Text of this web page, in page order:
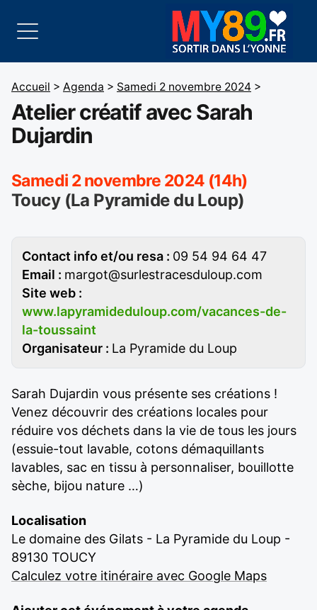
Accueil > Agenda > Samedi 2 novembre 2024 >
Atelier créatif avec Sarah
Dujardin
Samedi 2 novembre 2024 (14h)
Toucy (La Pyramide du Loup)
Contact info et/ou resa : 09 54 94 64 47
Email : margot@surlestracesduloup.com
Site web :
www.lapyramideduloup.com/vacances-de-
la-toussaint
Organisateur : La Pyramide du Loup
Sarah Dujardin vous présente ses créations !
Venez découvrir des créations locales pour
réduire vos déchets dans la vie de tous les jours
(essuie-tout lavable, cotons démaquillants
lavables, sac en tissu à personnaliser, bouillotte
sèche, bijou nature …)
Localisation
Le domaine des Gilats - La Pyramide du Loup -
89130 TOUCY
Calculez votre itinéraire avec Google Maps